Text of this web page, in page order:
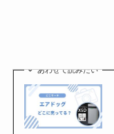
あわせて読みたい